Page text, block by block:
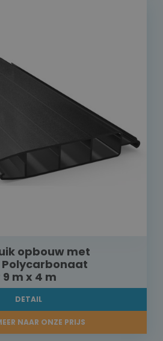
opbouw met
m x 4 m
DETAIL
NAAR ONZE PRIJS